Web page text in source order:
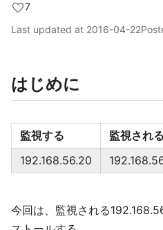
7
Last updated at 2016-04-22
はじめに
監視する
監視される
192.168.56.20
今回は、監視される